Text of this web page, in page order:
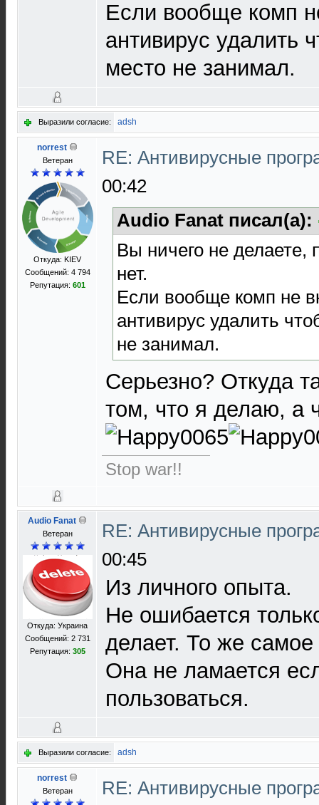
Если вообще комп
антивирус удалить
место не занимал.
Выразили согласие: adsh
norrest
Ветеран
Откуда: KIEV
Сообщений: 4 794
Репутация: 601
RE: Антивирусные
00:42
Audio Fanat писал(а):
Вы ничего не делаете,
нет.
Если вообще комп не
антивирус удалить
не занимал.
Серьезно? Откуда
том, что я делаю, а
Stop war!!
Audio Fanat
Ветеран
Откуда: Украина
Сообщений: 2 731
Репутация: 305
RE: Антивирусные
00:45
Из личного опыта.
Не ошибается
делает. То же самое
Она не ламается
пользоваться.
Выразили согласие: adsh
norrest
Ветеран
RE: Антивирусные